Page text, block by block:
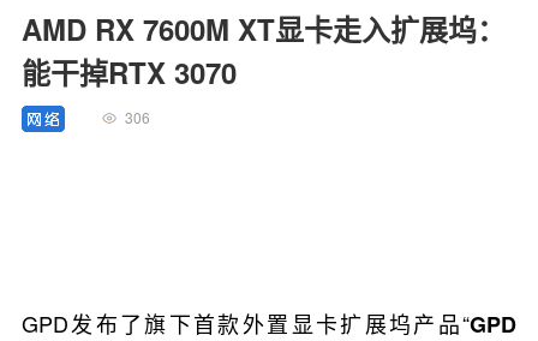
AMD RX 7600M XT显卡走入扩展坞：
能干掉RTX 3070
306
GPD发布了旗下首款外置显卡扩展坞产品“GPD